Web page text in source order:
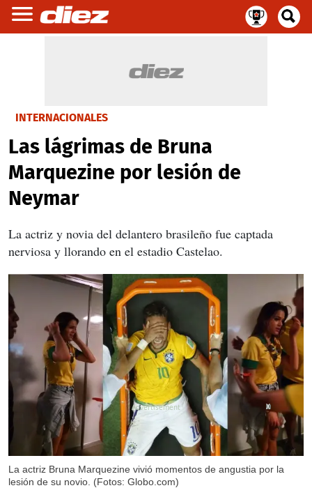
INTERNACIONALES
Las lágrimas de Bruna
Marquezine por lesión de
Neymar
La actriz y novia del delantero brasileño fue captada
nerviosa y llorando en el estadio Castelao.
La actriz Bruna Marquezine vivió momentos de angustia por la
lesión de su novio. (Fotos: Globo.com)
X